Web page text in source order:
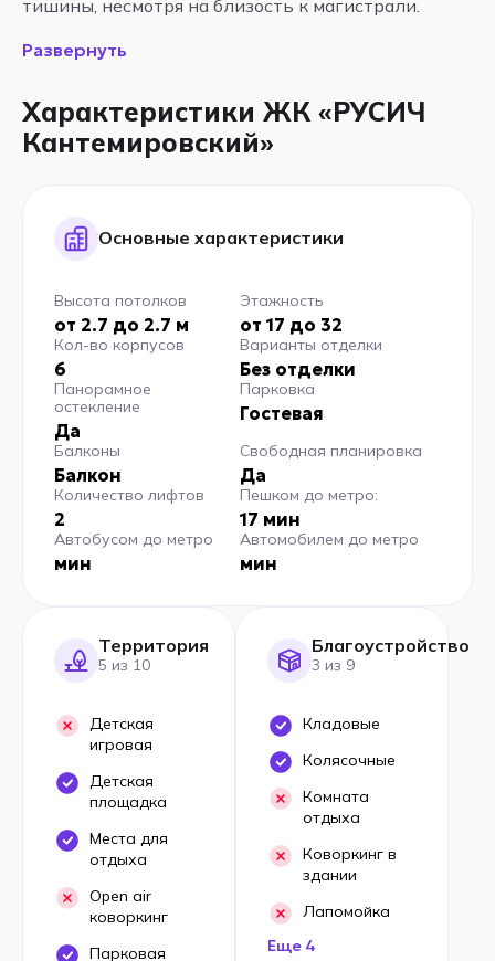
тишины, несмотря на близость к магистрали.
Развернуть
Характеристики ЖК «РУСИЧ
Кантемировский»
Основные характеристики
Высота потолков
от 2.7 до 2.7 м
Этажность
от 17 до 32
Кол-во корпусов
6
Варианты отделки
Без отделки
Панорамное
остекление
Да
Парковка
Гостевая
Балконы
Балкон
Свободная планировка
Да
Количество лифтов
2
Пешком до метро:
17 мин
Автобусом до метро
мин
Автомобилем до метро
мин
Территория
5 из 10
Детская
игровая
Детская
площадка
Места для
отдыха
Open air
коворкинг
Парковая
Благоустройство
3 из 9
Кладовые
Колясочные
Комната
отдыха
Коворкинг в
здании
Лапомойка
Еще 4